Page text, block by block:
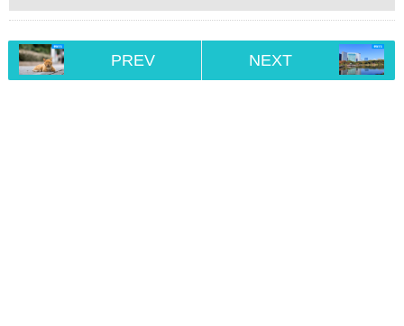
PREV NEXT